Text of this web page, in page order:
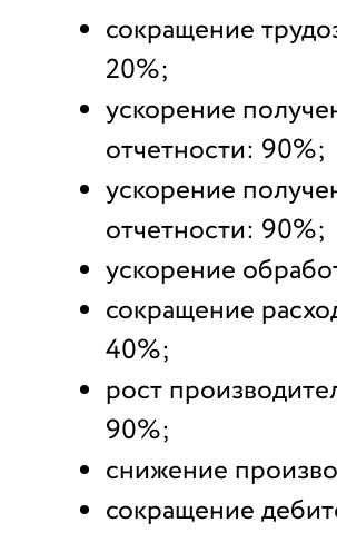
сокращение
20%;
ускорение
отчетности: 90%;
ускорение
отчетности: 90%;
ускорение
сокращение
40%;
рост
90%;
снижение
сокращение